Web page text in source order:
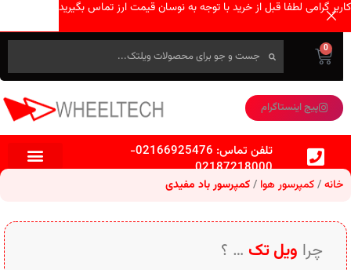
0
پیج اینستاگرام
تلفن تماس: 02166925476
-
02187218000
خانه کمپرسور هوا کمپرسور باد مفیدی
چرا ویل تک … ؟
کاربر گرامی لطفا قبل از خرید با توجه به نوسان قیمت ارز تماس بگیرید